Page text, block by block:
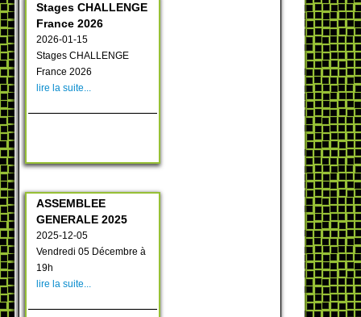
Stages CHALLENGE
France 2026
2026-01-15
Stages CHALLENGE
France 2026
lire la suite...
ASSEMBLEE
GENERALE 2025
2025-12-05
Vendredi 05 Décembre à
19h
lire la suite...